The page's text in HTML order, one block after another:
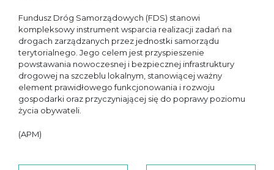
Fundusz Dróg Samorządowych (FDS) stanowi
kompleksowy instrument wsparcia realizacji zadań na
drogach zarządzanych przez jednostki samorządu
terytorialnego. Jego celem jest przyspieszenie
powstawania nowoczesnej i bezpiecznej infrastruktury
drogowej na szczeblu lokalnym, stanowiącej ważny
element prawidłowego funkcjonowania i rozwoju
gospodarki oraz przyczyniającej się do poprawy poziomu
życia obywateli.
(APM)